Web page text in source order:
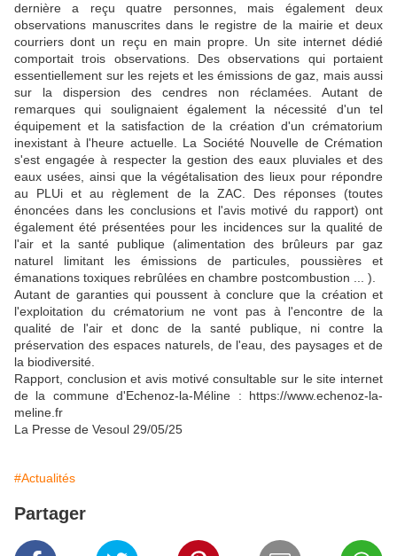
dernière a reçu quatre personnes, mais également deux
observations manuscrites dans le registre de la mairie et deux
courriers dont un reçu en main propre. Un site internet dédié
comportait trois observa­tions. Des observations qui por­taient
essentiellement sur les rejets et les émissions de gaz, mais aussi
sur la dispersion des cendres non réclamées. Autant de
remarques qui soulignaient également la nécessité d'un tel
équipement et la satisfaction de la création d'un crématorium
inexistant à l'heure actuelle. La Société Nouvelle de Créma­tion
s'est engagée à respecter la gestion des eaux pluviales et des
eaux usées, ainsi que la végétalisation des lieux pour ré­pondre
au PLUi et au règlement de la ZAC. Des réponses (toutes
énoncées dans les conclusions et l'avis motivé du rapport) ont
également été présentées pour les incidences sur la quali­té de
l'air et la santé publique (alimentation des brûleurs par gaz
naturel limitant les émis­sions de particules, poussières et
émanations toxiques rebrû­lées en chambre postcombus­tion ... ).
Autant de garanties qui poussent à conclure que la création et
l'exploitation du crématorium ne vont pas à l'encontre de la
qualité de l'air et donc de la santé publique, ni contre la
préservation des espaces naturels, de l'eau, des paysages et de
la biodiversité.
Rapport, conclusion et avis motivé consultable sur le site internet
de la commune d'Echenoz-la-Méline : https://www.echenoz-la-
meline.fr
La Presse de Vesoul 29/05/25
#Actualités
Partager